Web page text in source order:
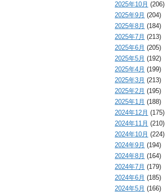
2025年10月 (206)
2025年9月 (204)
2025年8月 (184)
2025年7月 (213)
2025年6月 (205)
2025年5月 (192)
2025年4月 (199)
2025年3月 (213)
2025年2月 (195)
2025年1月 (188)
2024年12月 (175)
2024年11月 (210)
2024年10月 (224)
2024年9月 (194)
2024年8月 (164)
2024年7月 (179)
2024年6月 (185)
2024年5月 (166)